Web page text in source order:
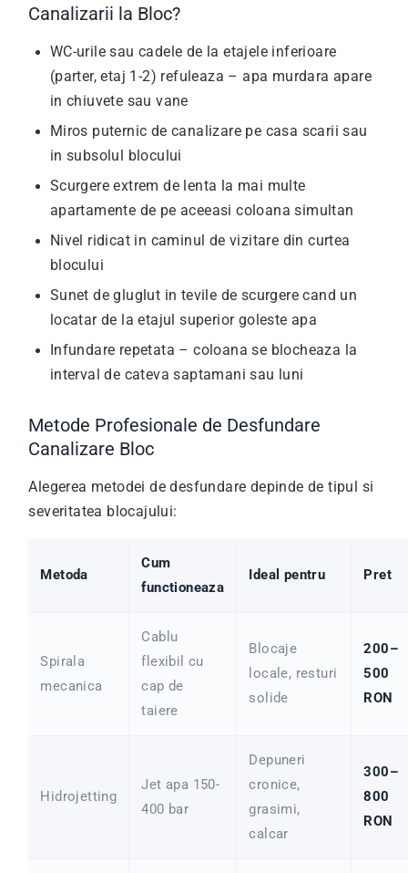
Canalizarii la Bloc?
WC-urile sau cadele de la etajele inferioare
(parter, etaj 1-2) refuleaza – apa murdara apare
in chiuvete sau vane
Miros puternic de canalizare pe casa scarii sau
in subsolul blocului
Scurgere extrem de lenta la mai multe
apartamente de pe aceeasi coloana simultan
Nivel ridicat in caminul de vizitare din curtea
blocului
Sunet de gluglut in tevile de scurgere cand un
locatar de la etajul superior goleste apa
Infundare repetata – coloana se blocheaza la
interval de cateva saptamani sau luni
Metode Profesionale de Desfundare
Canalizare Bloc
Alegerea metodei de desfundare depinde de tipul si
severitatea blocajului:
Metoda
Cum
functioneaza
Ideal pentru Pret
Spirala
mecanica
Cablu
flexibil cu
cap de
taiere
Blocaje
locale, resturi
solide
200–
500
RON
Hidrojetting
Jet apa 150-
400 bar
Depuneri
cronice,
grasimi,
calcar
300–
800
RON